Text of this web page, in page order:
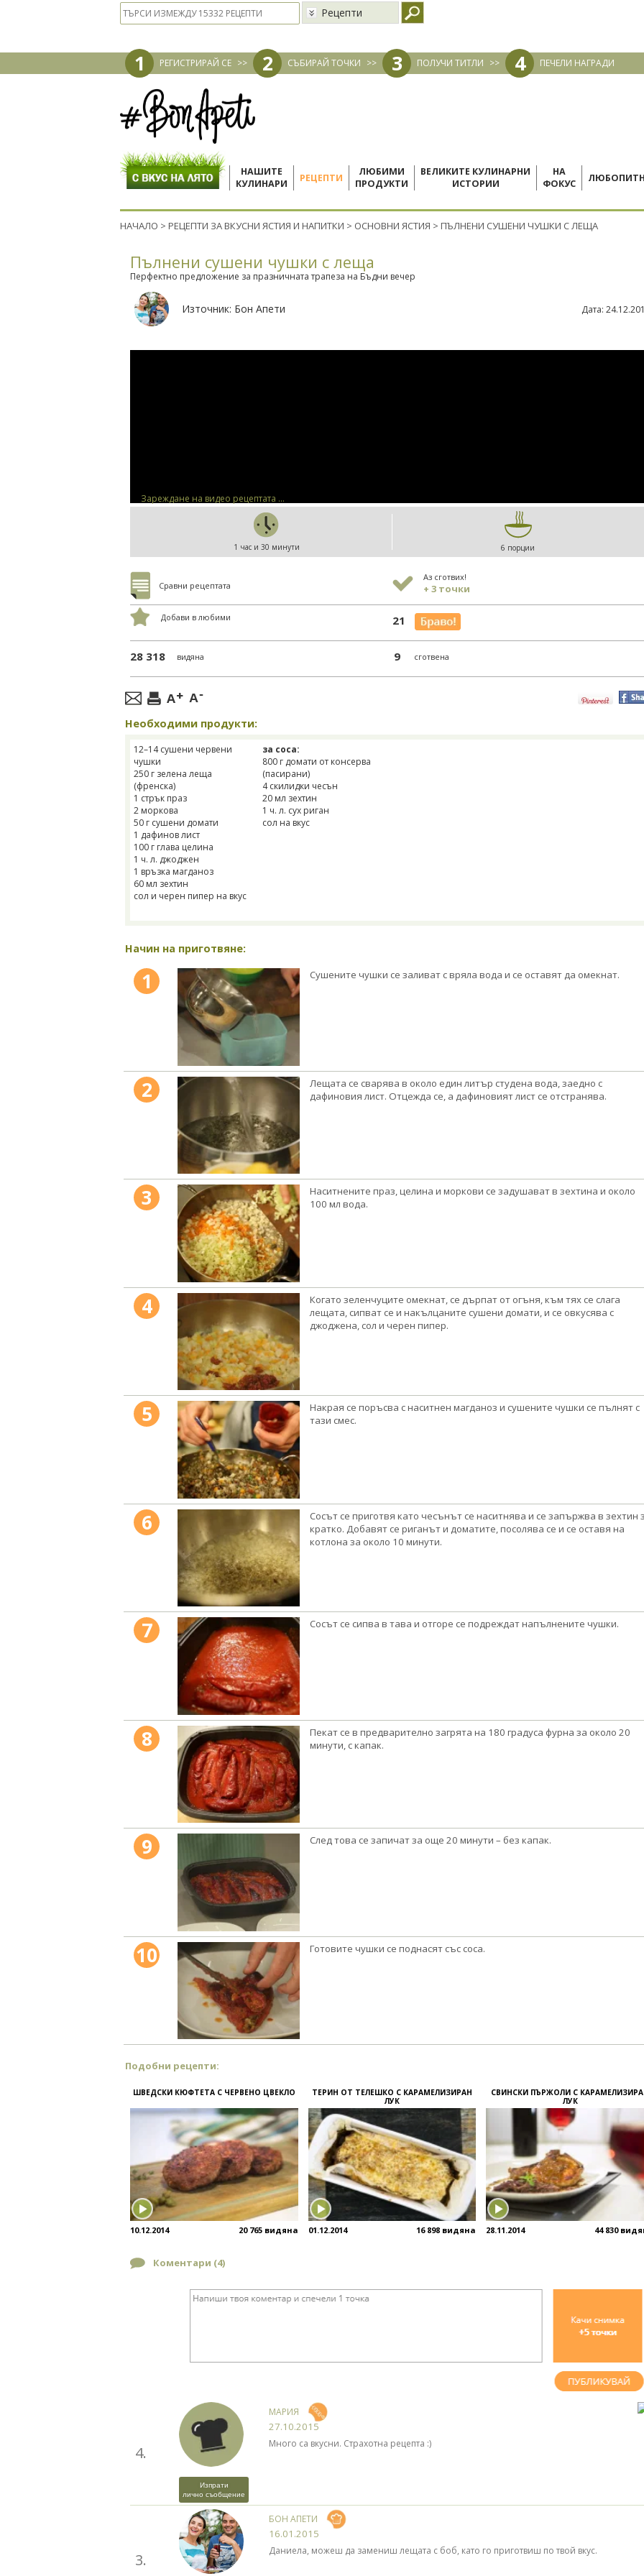
Рецепти
1 РЕГИСТРИРАЙ СЕ >> 2 СЪБИРАЙ ТОЧКИ >> 3 ПОЛУЧИ ТИТЛИ >> 4 ПЕЧЕЛИ НАГРАДИ
НАШИТЕ
КУЛИНАРИ
РЕЦЕПТИ
ЛЮБИМИ
ПРОДУКТИ
ВЕЛИКИТЕ КУЛИНАРНИ
ИСТОРИИ
НА
ФОКУС
НАЧАЛО > РЕЦЕПТИ ЗА ВКУСНИ ЯСТИЯ И НАПИТКИ > ОСНОВНИ ЯСТИЯ > ПЪЛНЕНИ СУШЕНИ ЧУШКИ С ЛЕЩА
Пълнени сушени чушки с леща
Перфектно предложение за празничната трапеза на Бъдни вечер
Източник: Бон Апети Дата:
Зареждане на видео рецептата ...
1 час и 30 минути 6 порции
Сравни рецептата
Аз сготвих!
+ 3 точки
Добави в любими 21
28 318 видяна 9 сготвена
Необходими продукти:
12–14 сушени червени
чушки
250 г зелена леща
(френска)
1 стрък праз
2 моркова
50 г сушени домати
1 дафинов лист
100 г глава целина
1 ч. л. джоджен
1 връзка магданоз
60 мл зехтин
сол и черен пипер на вкус
за соса:
800 г домати от консерва
(пасирани)
4 скилидки чесън
20 мл зехтин
1 ч. л. сух риган
сол на вкус
Начин на приготвяне:
1 Сушените чушки се заливат с вряла вода и се оставят да омекнат.
2
Лещата се сварява в около един литър студена вода, заедно с
дафиновия лист. Отцежда се, а дафиновият лист се отстранява.
3
Наситнените праз, целина и моркови се задушават в зехтина и около
100 мл вода.
4
Когато зеленчуците омекнат, се дърпат от огъня, към тях се слага
лещата, сипват се и накълцаните сушени домати, и се овкусява с
джоджена, сол и черен пипер.
5
Накрая се поръсва с наситнен магданоз и сушените чушки се пълнят с
тази смес.
6
Сосът се приготвя като чесънът се наситнява и се запържва в зехтин
кратко. Добавят се риганът и доматите, посолява се и се оставя на
котлона за около 10 минути.
7 Сосът се сипва в тава и отгоре се подреждат напълнените чушки.
8
Пекат се в предварително загрята на 180 градуса фурна за около 20
минути, с капак.
9 След това се запичат за още 20 минути – без капак.
10 Готовите чушки се поднасят със соса.
Подобни рецепти:
ШВЕДСКИ КЮФТЕТА С ЧЕРВЕНО ЦВЕКЛО
10.12.2014 20 765 видяна
ТЕРИН ОТ ТЕЛЕШКО С КАРАМЕЛИЗИРАН
ЛУК
01.12.2014 16 898 видяна
СВИНСКИ ПЪРЖОЛИ С
ЛУК
28.11.2014 44 830
Коментари (4)
4.
Изпрати
лично съобщение
МАРИЯ
27.10.2015
Много са вкусни. Страхотна рецепта :)
3.
БОН АПЕТИ
16.01.2015
Даниела, можеш да замениш лещата с боб, като го приготвиш по твой вкус.